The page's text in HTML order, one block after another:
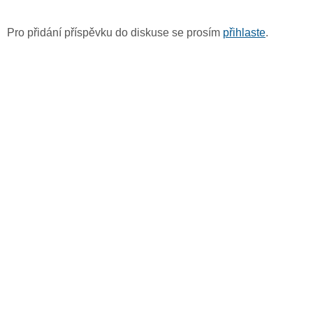
Pro přidání příspěvku do diskuse se prosím přihlaste.